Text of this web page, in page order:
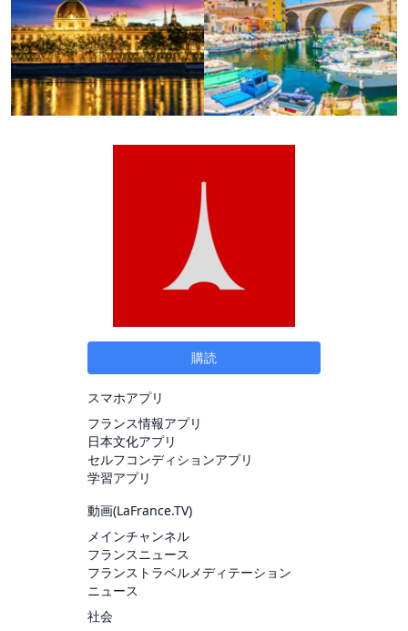
購読
スマホアプリ
フランス情報アプリ
日本文化アプリ
セルフコンディションアプリ
学習アプリ
動画(LaFrance.TV)
メインチャンネル
フランスニュース
フランストラベルメディテーション
ニュース
社会